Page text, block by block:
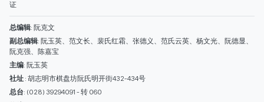
证
总编辑: 阮克文
副总编辑: 阮玉英、范文长、裴氏红霜、张德义、范氏云英、杨文光、阮德显、
阮克强、陈嘉宝
主编: 阮玉英
社址 : 胡志明市棋盘坊阮氏明开街432-434号
总台: (028) 39294091 - 转 060